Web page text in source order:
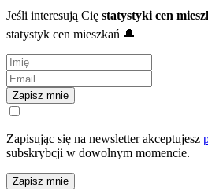
Jeśli interesują Cię statystyki cen
statystyk cen mieszkań 🔔
Zapisz mnie
Zapisując się na newsletter akceptujesz
subskrybcji w dowolnym momencie.
Zapisz mnie